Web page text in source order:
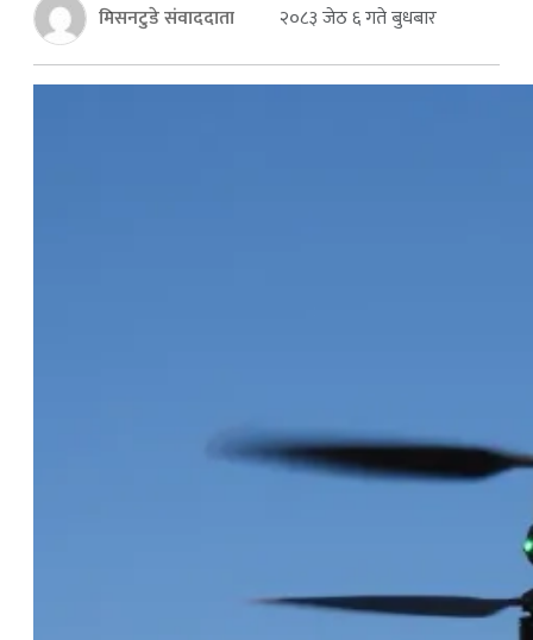
मिसनटुडे संवाददाता २०८३ जेठ ६ गते बुधबार